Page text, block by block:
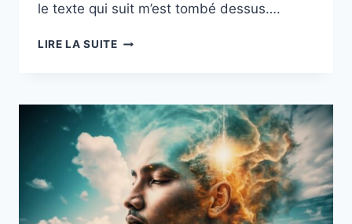
le texte qui suit m’est tombé dessus….
LIRE LA SUITELA